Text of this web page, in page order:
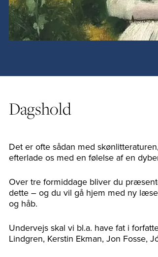
Dagshold
Det er ofte sådan med
efterlade os med en følelse af en
Over tre formiddage bliver du
dette – og du vil gå hjem med ny
og håb.
Undervejs skal vi bl.a. have fat i
Lindgren, Kerstin Ekman, Jon Fosse,